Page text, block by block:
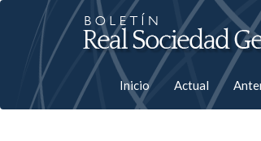
Salto
rápiso
la
Inicio Actual